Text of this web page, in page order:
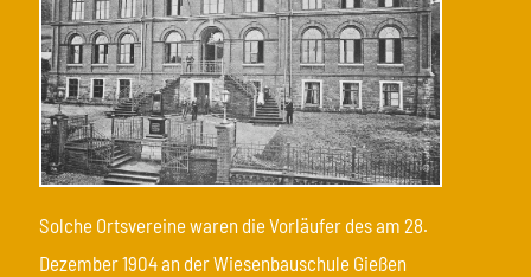
Solche Ortsvereine waren die Vorläufer des am 28.
Dezember 1904 an der Wiesenbauschule Gießen